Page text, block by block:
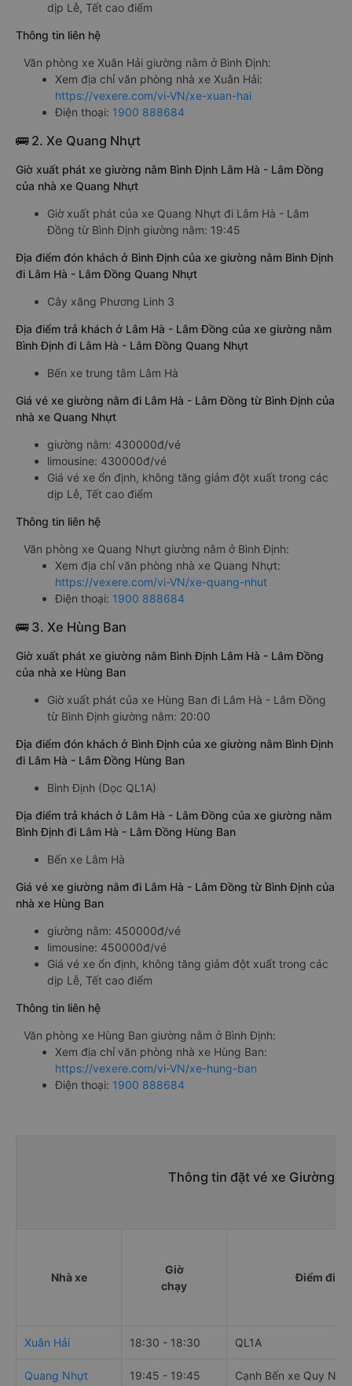
dịp Lễ, Tết cao điểm
Thông tin liên hệ
Văn phòng xe Xuân Hải giường nằm ở Bình Định:
Xem địa chỉ văn phòng nhà xe Xuân Hải:
https://vexere.com/vi-VN/xe-xuan-hai
Điện thoại: 1900 888684
🚌 2. Xe Quang Nhựt
Giờ xuất phát xe giường nằm Bình Định Lâm Hà - Lâm Đồng
của nhà xe Quang Nhựt
Giờ xuất phát của xe Quang Nhựt đi Lâm Hà - Lâm
Đồng từ Bình Định giường nằm: 19:45
Địa điểm đón khách ở Bình Định của xe giường nằm Bình Định
đi Lâm Hà - Lâm Đồng Quang Nhựt
Cây xăng Phương Linh 3
Địa điểm trả khách ở Lâm Hà - Lâm Đồng của xe giường nằm
Bình Định đi Lâm Hà - Lâm Đồng Quang Nhựt
Bến xe trung tâm Lâm Hà
Giá vé xe giường nằm đi Lâm Hà - Lâm Đồng từ Bình Định của
nhà xe Quang Nhựt
giường nằm: 430000đ/vé
limousine: 430000đ/vé
Giá vé xe ổn định, không tăng giảm đột xuất trong các
dịp Lễ, Tết cao điểm
Thông tin liên hệ
Văn phòng xe Quang Nhựt giường nằm ở Bình Định:
Xem địa chỉ văn phòng nhà xe Quang Nhựt:
https://vexere.com/vi-VN/xe-quang-nhut
Điện thoại: 1900 888684
🚌 3. Xe Hùng Ban
Giờ xuất phát xe giường nằm Bình Định Lâm Hà - Lâm Đồng
của nhà xe Hùng Ban
Giờ xuất phát của xe Hùng Ban đi Lâm Hà - Lâm Đồng
từ Bình Định giường nằm: 20:00
Địa điểm đón khách ở Bình Định của xe giường nằm Bình Định
đi Lâm Hà - Lâm Đồng Hùng Ban
Bình Định (Dọc QL1A)
Địa điểm trả khách ở Lâm Hà - Lâm Đồng của xe giường nằm
Bình Định đi Lâm Hà - Lâm Đồng Hùng Ban
Bến xe Lâm Hà
Giá vé xe giường nằm đi Lâm Hà - Lâm Đồng từ Bình Định của
nhà xe Hùng Ban
giường nằm: 450000đ/vé
limousine: 450000đ/vé
Giá vé xe ổn định, không tăng giảm đột xuất trong các
dịp Lễ, Tết cao điểm
Thông tin liên hệ
Văn phòng xe Hùng Ban giường nằm ở Bình Định:
Xem địa chỉ văn phòng nhà xe Hùng Ban:
https://vexere.com/vi-VN/xe-hung-ban
Điện thoại: 1900 888684
Thông tin đặt vé xe Giường
Nhà xe
Giờ
chạy
Điểm đi
Xuân Hải 18:30 - 18:30 QL1A
Quang Nhựt 19:45 - 19:45 Cạnh Bến xe Quy